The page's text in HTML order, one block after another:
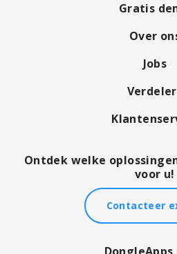
Gratis
Over
Jobs
Ontdek welke
voor u!
Contacteer